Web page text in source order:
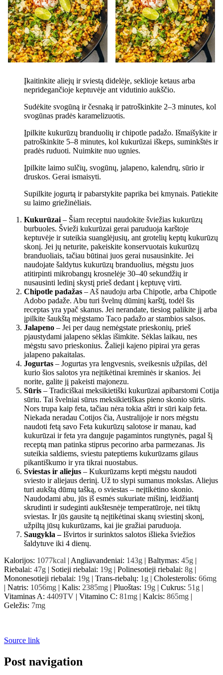
Įkaitinkite aliejų ir sviestą didelėje, seklioje ketaus arba
nepridegančioje keptuvėje ant vidutinio aukščio.
Sudėkite svogūną ir česnaką ir patroškinkite 2–3 minutes, kol
svogūnas pradės karamelizuotis.
Įpilkite kukurūzų branduolių ir chipotle padažo. Išmaišykite ir
patroškinkite 5–8 minutes, kol kukurūzai iškeps, suminkštės ir
pradės ruduoti. Nuimkite nuo ugnies.
Įpilkite laimo sulčių, svogūnų, jalapeno, kalendrų, sūrio ir
druskos. Gerai ismaisyti.
Supilkite jogurtą ir pabarstykite paprika bei kmynais. Patiekite
su laimo griežinėliais.
Kukurūzai – Šiam receptui naudokite šviežias kukurūzų
burbuoles. Švieži kukurūzai gerai paruduoja karštoje
keptuvėje ir suteikia suanglėjusių, ant grotelių keptų kukurūzų
skonį. Jei jų neturite, pakeiskite konservuotais kukurūzų
branduoliais, tačiau būtinai juos gerai nusausinkite. Jei
naudojate šaldytus kukurūzų branduolius, mėgstu juos
atitirpinti mikrobangų krosnelėje 30–40 sekundžių ir
nusausinti ledinį skystį prieš dedant į keptuvę virti.
Chipotle padažas – Aš naudoju arba Chipotle, arba Chipotle
Adobo padaže. Abu turi švelnų dūminį karštį, todėl šis
receptas yra ypač skanus. Jei nerandate, tiesiog palikite jį arba
įpilkite šaukštą mėgstamo Taco padažo ar stambios salsos.
Jalapeno – Jei per daug nemėgstate prieskonių, prieš
pjaustydami jalapeno sėklas išimkite. Sėklas laikau, nes
mėgstu savo prieskonius. Žalieji kajeno pipirai yra geras
jalapeno pakaitalas.
Jogurtas – Jogurtas yra lengvesnis, sveikesnis užpilas, dėl
kurio šios salotos yra neįtikėtinai kreminės ir skanios. Jei
norite, galite jį pakeisti majonezu.
Sūris – Tradiciškai meksikietiški kukurūzai apibarstomi Cotija
sūriu. Tai švelniai sūrus meksikietiškas pieno skonio sūris.
Nors trupa kaip feta, tačiau nėra tokia aštri ir sūri kaip feta.
Niekada neradau Cotijos čia, Australijoje ir nors mėgstu
naudoti fetą savo Feta kukurūzų salotose ir manau, kad
kukurūzai ir feta yra danguje pagamintos rungtynės, pagal šį
receptą man patinka stiprus pecorino arba parmezanas. Jis
suteikia saldiems, sviestu pateptiems kukurūzams gilaus
pikantiškumo ir yra tikrai nuostabus.
Sviestas ir aliejus – Kukurūzams kepti mėgstu naudoti
sviesto ir aliejaus derinį. Už to slypi sumanus mokslas. Aliejus
turi aukštą dūmų tašką, o sviestas – neįtikėtino skonio.
Naudodami abu, jūs iš esmės sukuriate mišinį, leidžiantį
skrudinti ir sudeginti aukštesnėje temperatūroje, nei tiktų
sviestas. Ir jūs gausite tą neįtikėtinai skanų sviestinį skonį,
užpiltą jūsų kukurūzams, kai jie gražiai paruduoja.
Saugykla –Išvirtos ir surinktos salotos išlieka šviežios
šaldytuve iki 4 dienų.
Kalorijos: 1077kcal | Angliavandeniai: 143g | Baltymas: 45g |
Riebalai: 47g | Sotieji riebalai: 19g | Polinesotieji riebalai: 8g |
Mononesotieji riebalai: 19g | Trans-riebalų: 1 g | Cholesterolis: 66mg
| Natris: 1056mg | Kalis: 2385mg | Pluoštas: 19g | Cukrus: 51 g |
Vitaminas A: 4409TV | Vitamino C: 81mg | Kalcis: 865mg |
Geležis: 7mg
Source link
Post navigation